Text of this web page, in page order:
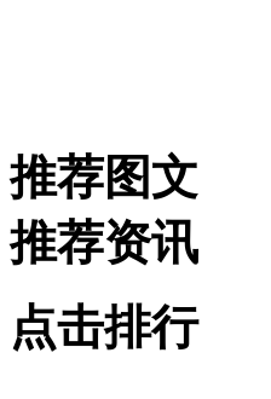
推荐图文
推荐资讯
点击排行